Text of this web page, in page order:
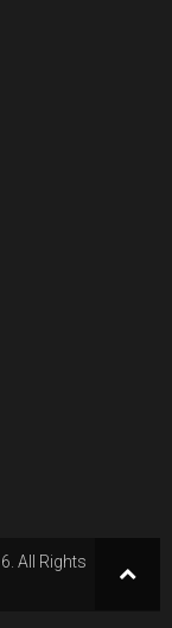
All Rights